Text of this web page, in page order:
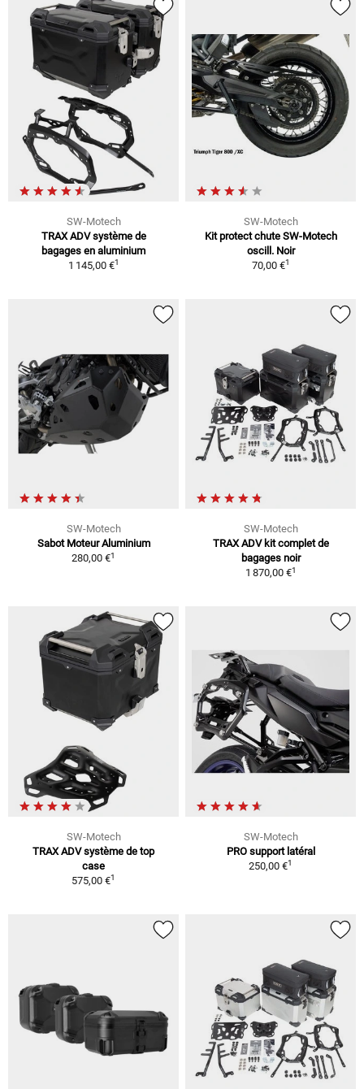
SW-Motech
TRAX ADV système de
bagages en aluminium
1 145,00 €1
SW-Motech
Kit protect chute SW-Motech
oscill. Noir
70,00 €1
SW-Motech
Sabot Moteur Aluminium
280,00 €1
SW-Motech
TRAX ADV kit complet de
bagages noir
1 870,00 €1
SW-Motech
TRAX ADV système de top
case
575,00 €1
SW-Motech
PRO support latéral
250,00 €1